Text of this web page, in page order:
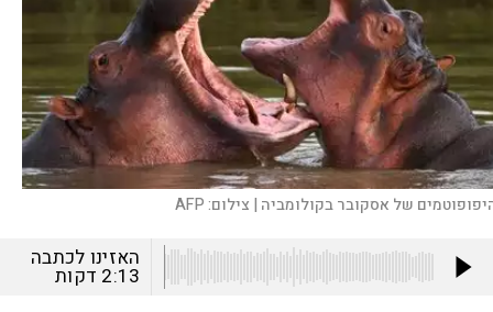
של אסקובר בקולומביה | צילום:AFP
האזינו לכתבה
2:13 דקות